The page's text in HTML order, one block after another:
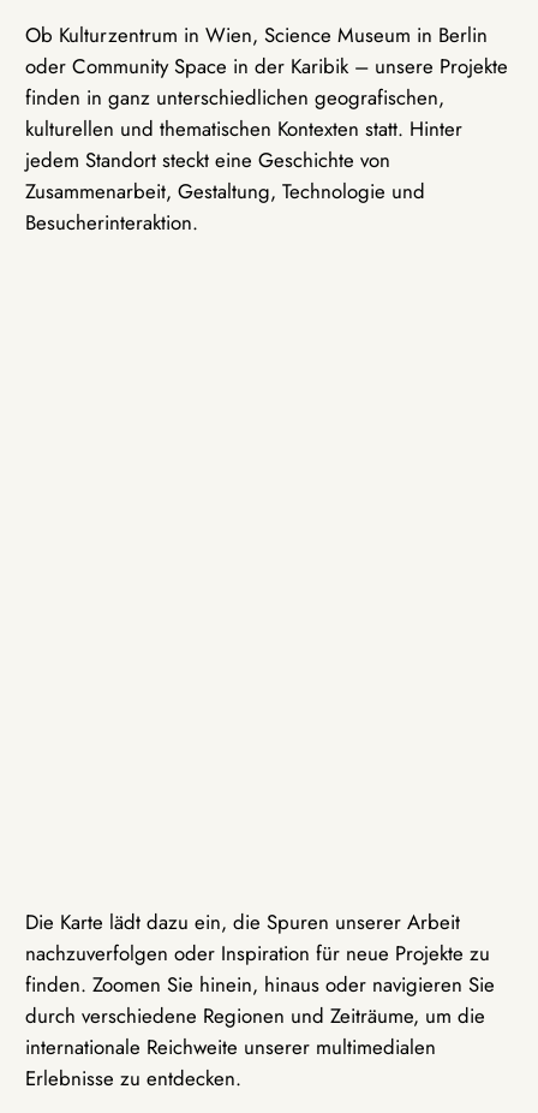
Ob Kulturzentrum in Wien, Science Museum in Berlin
oder Community Space in der Karibik – unsere Projekte
finden in ganz unterschiedlichen geografischen,
kulturellen und thematischen Kontexten statt. Hinter
jedem Standort steckt eine Geschichte von
Zusammenarbeit, Gestaltung, Technologie und
Besucherinteraktion.
Die Karte lädt dazu ein, die Spuren unserer Arbeit
nachzuverfolgen oder Inspiration für neue Projekte zu
finden. Zoomen Sie hinein, hinaus oder navigieren Sie
durch verschiedene Regionen und Zeiträume, um die
internationale Reichweite unserer multimedialen
Erlebnisse zu entdecken.